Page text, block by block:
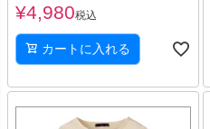
¥4,980税込
カートに入れる